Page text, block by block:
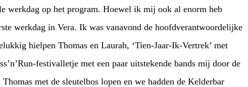
werkdag op het program. Hoewel ik mij ook al enorm heb
werkdag in Vera. Ik was vanavond de hoofdverantwoordelijke
hielpen Thomas en Laurah, ‘Tien-Jaar-Ik-Vertrek’ met
festivalletje met een paar uitstekende bands mij door de
met de sleutelbos lopen en we hadden de Kelderbar